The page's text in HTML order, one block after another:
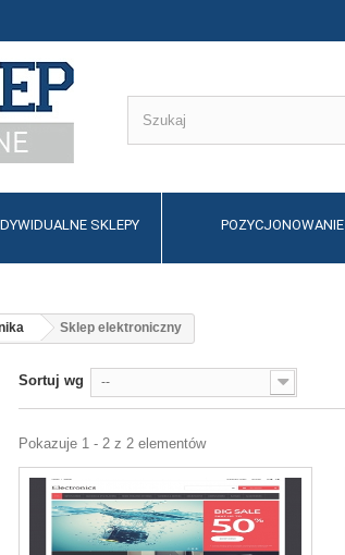
SKLEPY POZYCJONOWANIE
Sklep elektroniczny
Sortuj wg --
Pokazuje 1 - 2 z 2 elementów